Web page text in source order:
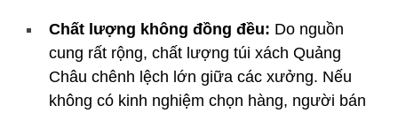
Chất lượng không đồng đều: Do nguồn
cung rất rộng, chất lượng túi xách Quảng
Châu chênh lệch lớn giữa các xưởng. Nếu
không có kinh nghiệm chọn hàng, người bán